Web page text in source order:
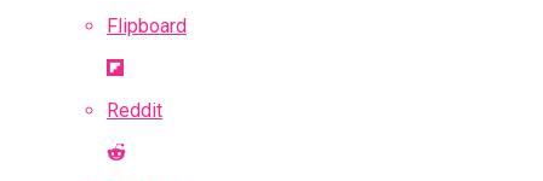
Flipboard
Reddit